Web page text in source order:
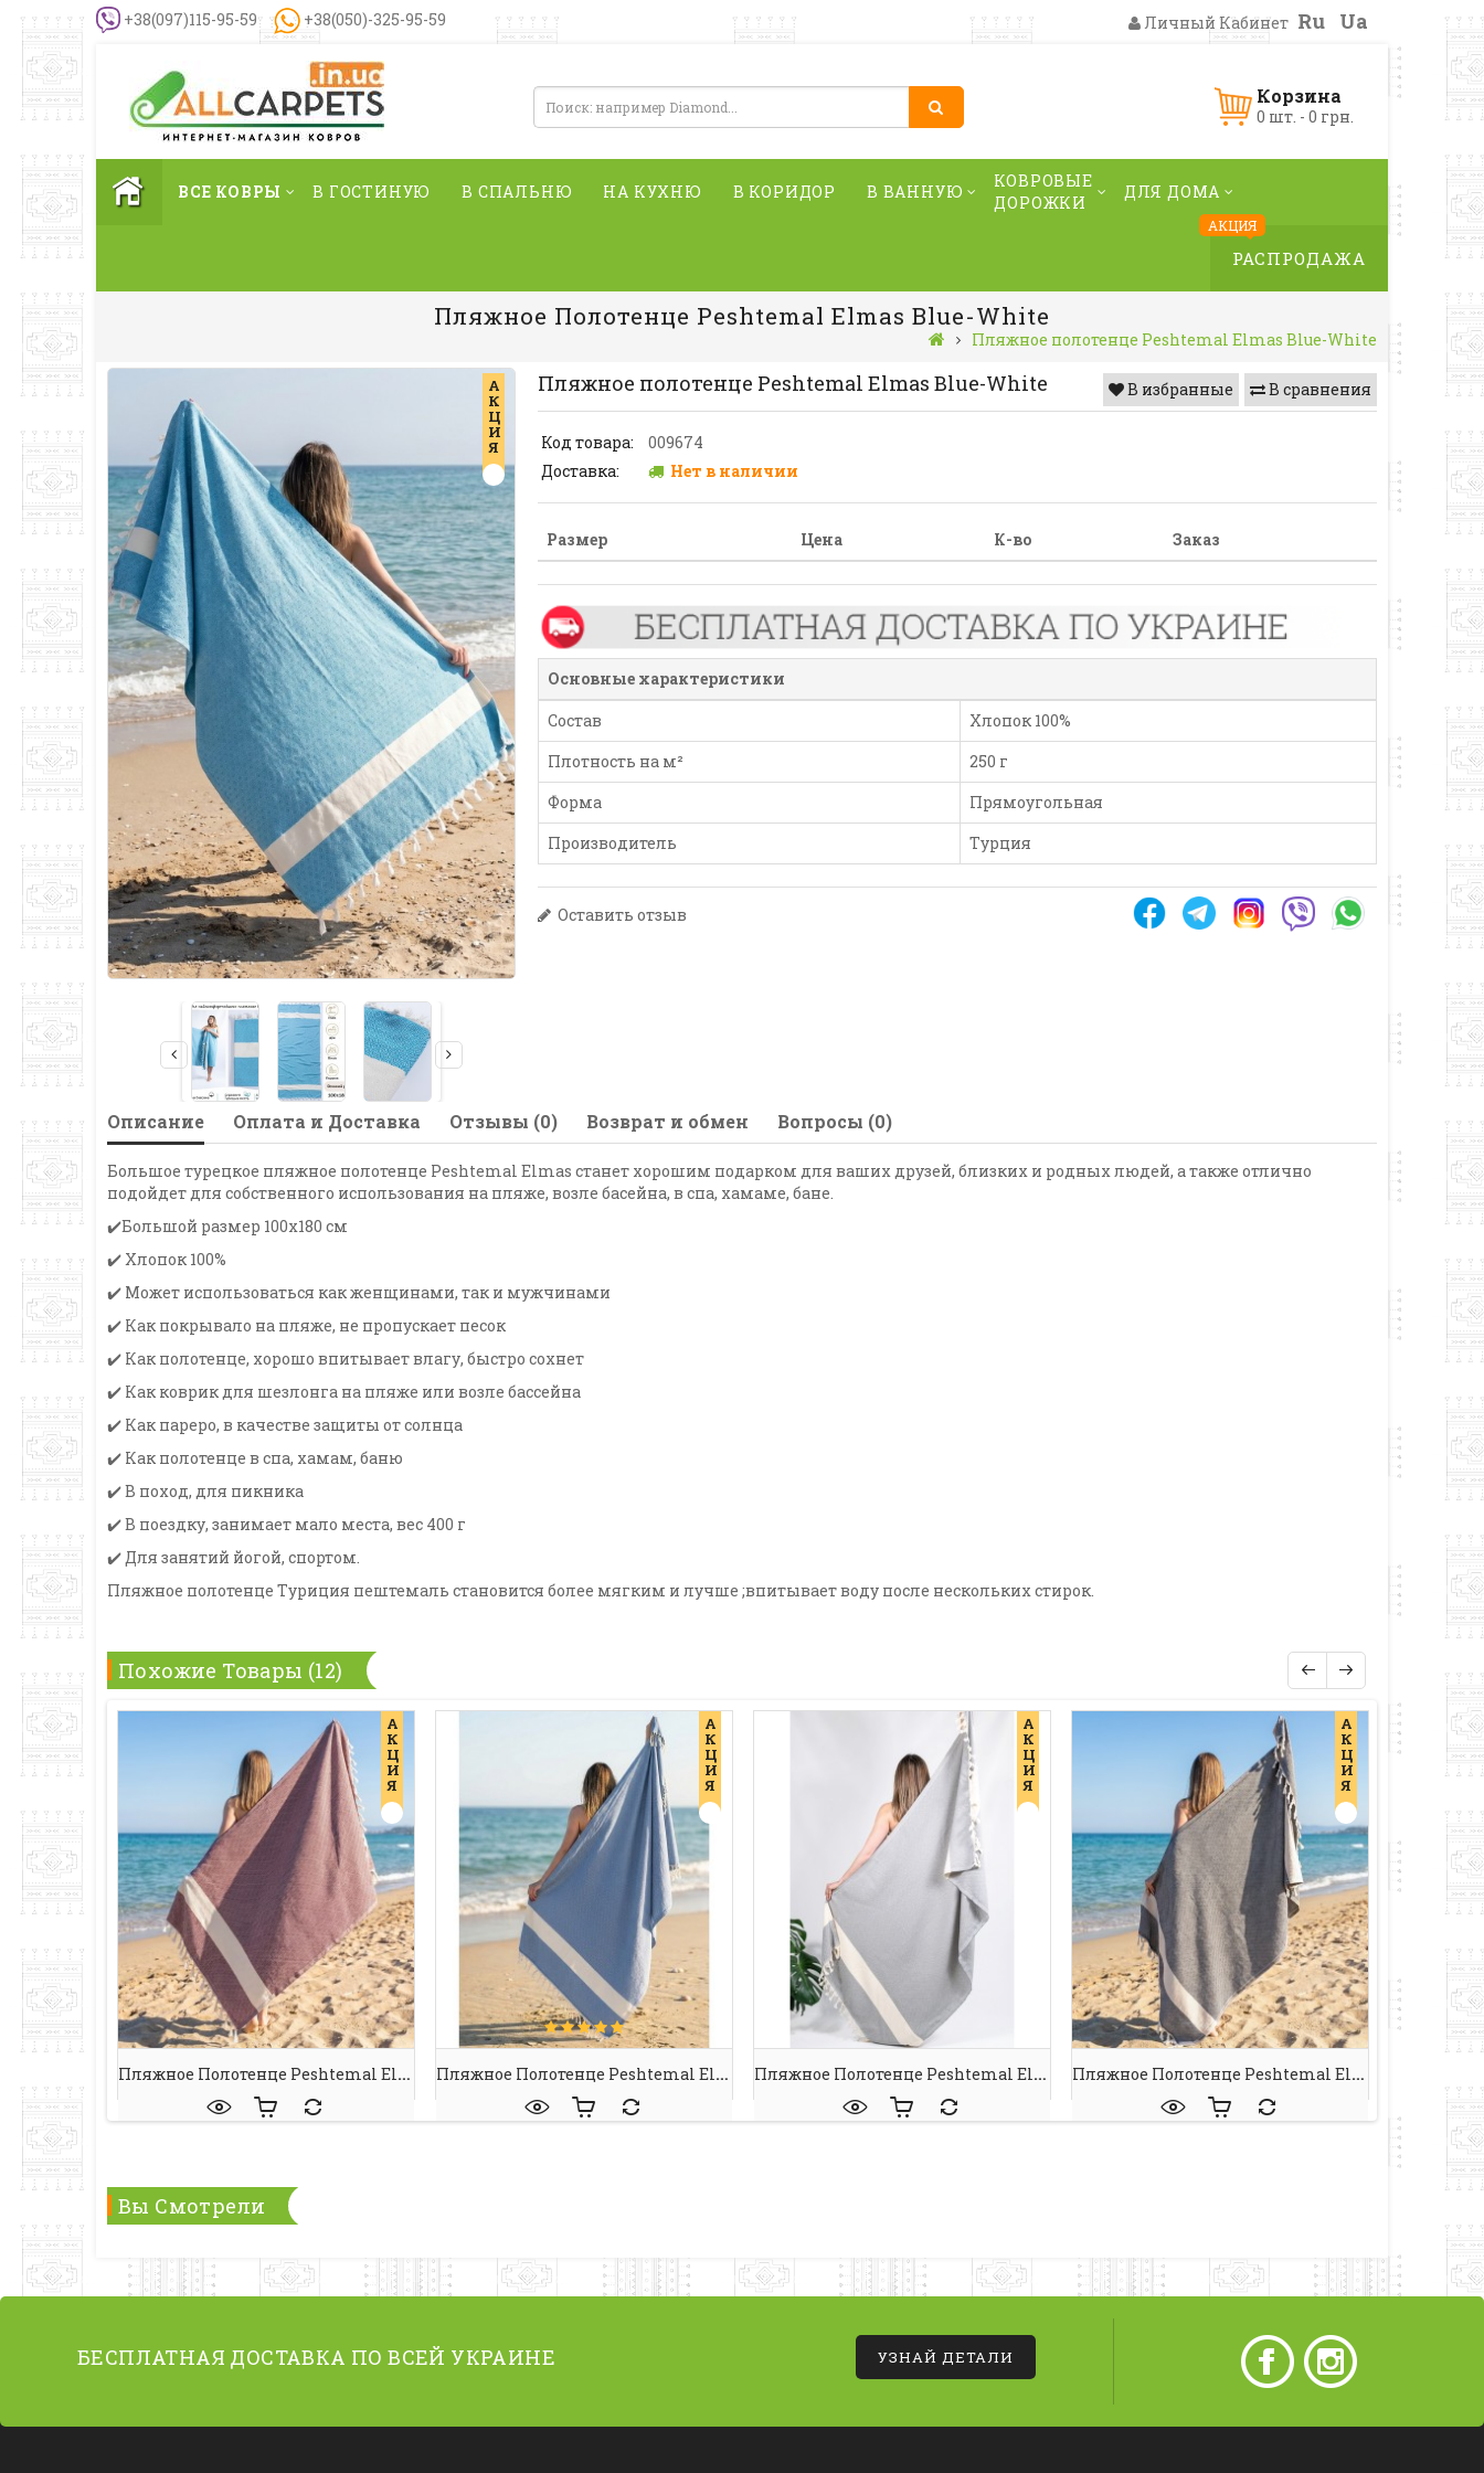
+38(097)115-95-59 +38(050)-325-95-59 Личный Кабинет Ru Ua
Корзина
0 шт. - 0 грн.
ВСЕ КОВРЫ В ГОСТИНУЮ В СПАЛЬНЮ НА КУХНЮ В КОРИДОР В ВАННУЮ
КОВРОВЫЕ
ДОРОЖКИ
ДЛЯ ДОМА
АКЦИЯ
РАСПРОДАЖА
Пляжное Полотенце Peshtemal Elmas Blue-White
Пляжное полотенце Peshtemal Elmas Blue-White
А
К
Ц
И
Я
В сравнения
В избранные
Пляжное полотенце Peshtemal Elmas Blue-White
Код товара:
009674
Доставка:
Нет в наличии
Размер Цена К-во Заказ
Основные характеристики
Состав
Хлопок 100%
Плотность на м²
250 г
Форма
Прямоугольная
Производитель
Турция
Оставить отзыв
Описание Оплата и Доставка Отзывы (0) Возврат и обмен Вопросы (0)
Большое турецкое пляжное полотенце Peshtemal Elmas станет хорошим подарком для ваших друзей, близких и родных людей, а также отлично
подойдет для собственного использования на пляже, возле басейна, в спа, хамаме, бане.
✔️Большой размер 100х180 см
✔️ Хлопок 100%
✔️ Может использоваться как женщинами, так и мужчинами
✔️ Как покрывало на пляже, не пропускает песок
✔️ Как полотенце, хорошо впитывает влагу, быстро сохнет
✔️ Как коврик для шезлонга на пляже или возле бассейна
✔️ Как пареро, в качестве защиты от солнца
✔️ Как полотенце в спа, хамам, баню
✔️ В поход, для пикника
✔️ В поездку, занимает мало места, вес 400 г
✔️ Для занятий йогой, спортом.
Пляжное полотенце Туриция пештемаль становится более мягким и лучше ;впитывает воду после нескольких стирок.
Похожие Товары (12)
А
К
Ц
И
Я
Пляжное Полотенце Peshtemal Elmas Burgundy-Cream
А
К
Ц
И
Я
Пляжное Полотенце Peshtemal Elmas D.Blue-Cream
А
К
Ц
И
Я
Пляжное Полотенце Peshtemal Elmas Grey-Cream
А
К
Ц
И
Я
Пляжное Полотенце Peshtemal Elmas Black
Вы Смотрели
БЕСПЛАТНАЯ ДОСТАВКА ПО ВСЕЙ УКРАИНЕ УЗНАЙ ДЕТАЛИ